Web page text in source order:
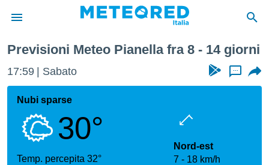
di
per
le
Previsioni Meteo Pianella fra 8 - 14 giorni
17:59 Sabato ...
Nubi sparse
30°
Temp. percepita 32°
Nord-est
7
18 km/h